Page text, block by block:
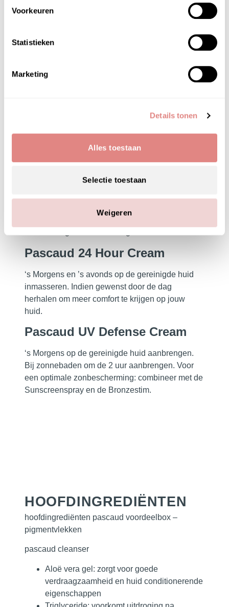
Voorkeuren
Statistieken
Marketing
Details tonen
Alles toestaan
Selectie toestaan
Weigeren
Tips voor het reinigen met Pascaud Cleanser:
verwijderen van make-up, de tweede keer
tijdens de reiniging
Gebruik de Pascaud Cleanser refill:
Ideaal om oogmake-up te verwijderen. Op
een watje of met je handen. Mild en
van gezicht, hals en decolleté aanbrengen.
Pascaud 24 Hour Cream
‘s Morgens en ’s avonds op de gereinigde huid
inmasseren. Indien gewenst door de dag
herhalen om meer comfort te krijgen op jouw
huid.
Pascaud UV Defense Cream
‘s Morgens op de gereinigde huid aanbrengen.
Bij zonnebaden om de 2 uur aanbrengen. Voor
een optimale zonbescherming: combineer met de
Sunscreenspray en de Bronzestim.
HOOFD­INGREDIËNTEN
hoofdingrediënten pascaud voordeelbox –
pigmentvlekken
pascaud cleanser
Aloë vera gel: zorgt voor goede
verdraagzaamheid en huid conditionerende
eigenschappen